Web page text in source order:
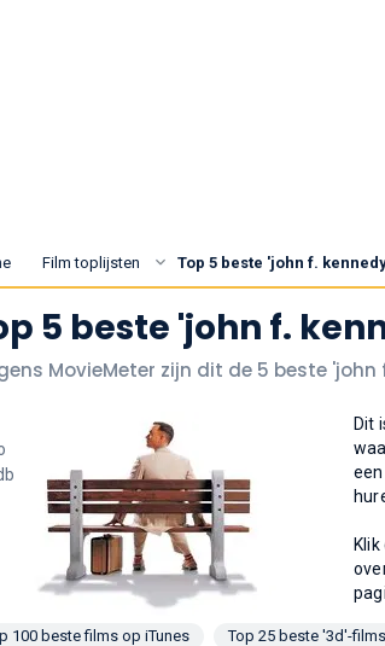
Film toplijsten Top 5 beste 'john f.
5 beste 'john f.
MovieMeter zijn dit de 5 beste
Dit
100 beste films op iTunes Top 25 beste '3d'-